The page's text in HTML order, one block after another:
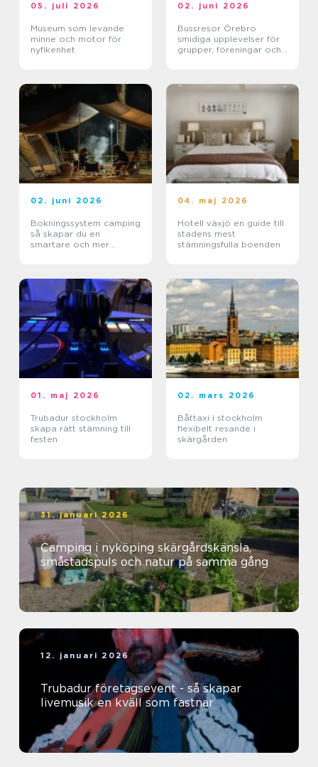
05. juli 2026
Museum som levande
minne och motor för
nyfikenhet
02. juni 2026
Bussresor Örebro
smidiga upplevelser för
grupper, föreningar och
02. juni 2026
Bokningssystem camping
så skapar du en
smartare och mer
04. maj 2026
Hotell växjö en guide till
stadens mest
stämningsfulla boenden
01. maj 2026
Trubadur stockholm
skapa rätt stämning till
festen
02. mars 2026
Båttaxi i stockholm
flexibelt resande i
skärgården
31. januari 2026
Camping i nyköping skärgårdskänsla,
småstadspuls och natur på samma gång
12. januari 2026
Trubadur företagsevent - så skapar
livemusik en kväll som fastnar